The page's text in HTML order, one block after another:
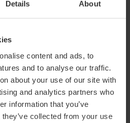
Details About
content and ads, to
and to analyse our traffic.
about your use of our site with
and analytics partners who
information that you’ve
collected from your use
dei soldati piombo
- 2 recensioni
30m
domenica